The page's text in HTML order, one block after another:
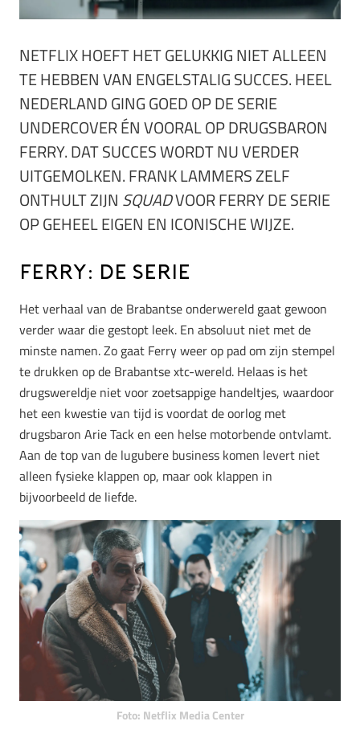
NETFLIX HOEFT HET GELUKKIG NIET ALLEEN
TE HEBBEN VAN ENGELSTALIG SUCCES. HEEL
NEDERLAND GING GOED OP DE SERIE
UNDERCOVER ÉN VOORAL OP DRUGSBARON
FERRY. DAT SUCCES WORDT NU VERDER
UITGEMOLKEN. FRANK LAMMERS ZELF
ONTHULT ZIJN SQUADVOOR FERRY DE SERIE
OP GEHEEL EIGEN EN ICONISCHE WIJZE.
Ferry: de Serie
Het verhaal van de Brabantse onderwereld gaat gewoon
verder waar die gestopt leek. En absoluut niet met de
minste namen. Zo gaat Ferry weer op pad om zijn stempel
te drukken op de Brabantse xtc-wereld. Helaas is het
drugswereldje niet voor zoetsappige handeltjes, waardoor
het een kwestie van tijd is voordat de oorlog met
drugsbaron Arie Tack en een helse motorbende ontvlamt.
Aan de top van de lugubere business komen levert niet
alleen fysieke klappen op, maar ook klappen in
bijvoorbeeld de liefde.
Foto: Netflix Media Center